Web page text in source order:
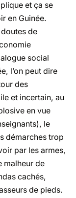
et ça se
en Guinée.
de
social
l’on peut dire
des
et incertain, au
en vue
le
démarches trop
par les armes,
malheur de
cachés,
de pieds.